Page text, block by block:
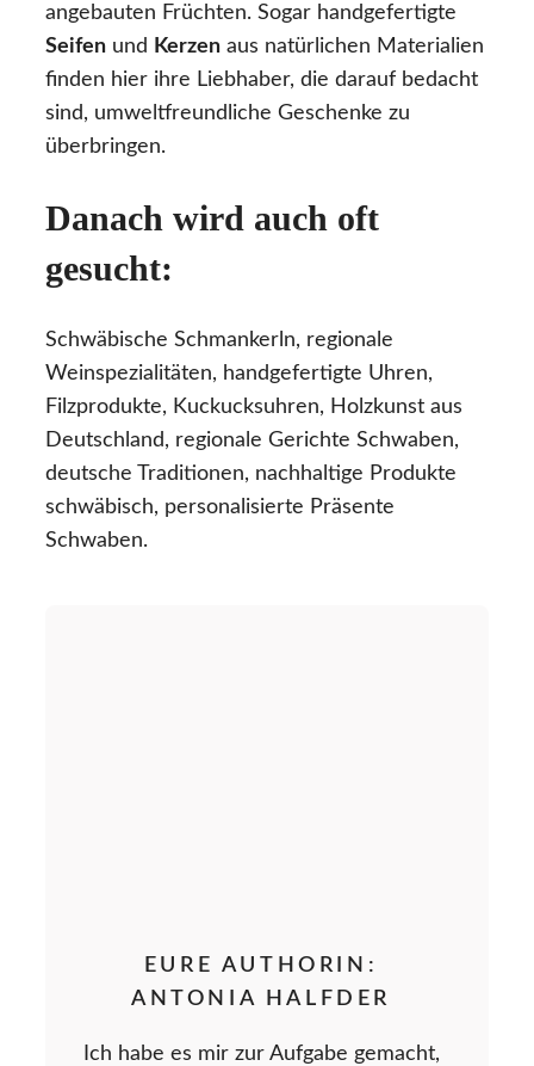
angebauten Früchten. Sogar handgefertigte
Seifen und Kerzen aus natürlichen Materialien
finden hier ihre Liebhaber, die darauf bedacht
sind, umweltfreundliche Geschenke zu
überbringen.
Danach wird auch oft
gesucht:
Schwäbische Schmankerln, regionale
Weinspezialitäten, handgefertigte Uhren,
Filzprodukte, Kuckucksuhren, Holzkunst aus
Deutschland, regionale Gerichte Schwaben,
deutsche Traditionen, nachhaltige Produkte
schwäbisch, personalisierte Präsente
Schwaben.
EURE AUTHORIN:
ANTONIA HALFDER
Ich habe es mir zur Aufgabe gemacht,